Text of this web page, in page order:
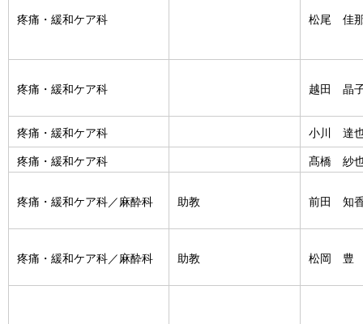
疼痛・緩和ケア科 松尾 佳
疼痛・緩和ケア科 越田 晶
疼痛・緩和ケア科 小川 達
疼痛・緩和ケア科 髙橋 紗
疼痛・緩和ケア科／麻酔科 助教 前田 知
疼痛・緩和ケア科／麻酔科 助教 松岡 豊